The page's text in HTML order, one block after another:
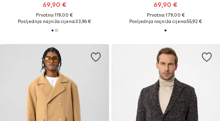
69,90 €
Prvotno: 119,00 €
Posljednja najniža cijena:33,96 €
69,90 €
Prvotno: 179,00 €
Posljednja najniža cijena:55,92 €